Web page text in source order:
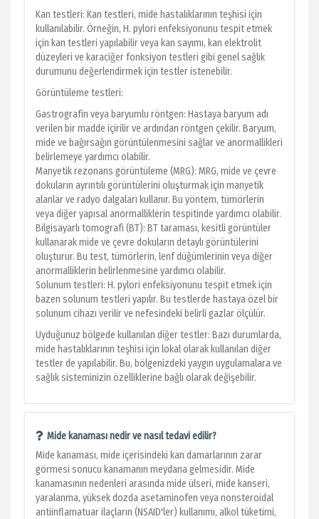
Kan testleri: Kan testleri, mide hastalıklarının teşhisi için
kullanılabilir. Örneğin, H. pylori enfeksiyonunu tespit etmek
için kan testleri yapılabilir veya kan sayımı, kan elektrolit
düzeyleri ve karaciğer fonksiyon testleri gibi genel sağlık
durumunu değerlendirmek için testler istenebilir.
Görüntüleme testleri:
Gastrografin veya baryumlu röntgen: Hastaya baryum adı
verilen bir madde içirilir ve ardından röntgen çekilir. Baryum,
mide ve bağırsağın görüntülenmesini sağlar ve anormallikleri
belirlemeye yardımcı olabilir.
Manyetik rezonans görüntüleme (MRG): MRG, mide ve çevre
dokuların ayrıntılı görüntülerini oluşturmak için manyetik
alanlar ve radyo dalgaları kullanır. Bu yöntem, tümörlerin
veya diğer yapısal anormalliklerin tespitinde yardımcı olabilir.
Bilgisayarlı tomografi (BT): BT taraması, kesitli görüntüler
kullanarak mide ve çevre dokuların detaylı görüntülerini
oluşturur. Bu test, tümörlerin, lenf düğümlerinin veya diğer
anormalliklerin belirlenmesine yardımcı olabilir.
Solunum testleri: H. pylori enfeksiyonunu tespit etmek için
bazen solunum testleri yapılır. Bu testlerde hastaya özel bir
solunum cihazı verilir ve nefesindeki belirli gazlar ölçülür.
Uyduğunuz bölgede kullanılan diğer testler: Bazı durumlarda,
mide hastalıklarının teşhisi için lokal olarak kullanılan diğer
testler de yapılabilir. Bu, bölgenizdeki yaygın uygulamalara ve
sağlık sisteminizin özelliklerine bağlı olarak değişebilir.
Mide kanaması nedir ve nasıl tedavi edilir?
Mide kanaması, mide içerisindeki kan damarlarının zarar
görmesi sonucu kanamanın meydana gelmesidir. Mide
kanamasının nedenleri arasında mide ülseri, mide kanseri,
yaralanma, yüksek dozda asetaminofen veya nonsteroidal
antiinflamatuar ilaçların (NSAID'ler) kullanımı, alkol tüketimi,